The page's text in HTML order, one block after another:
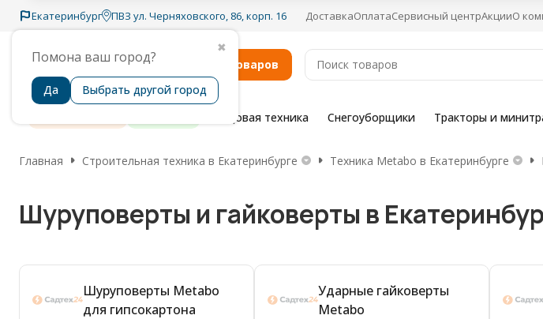
Екатеринбург
✖
Помона ваш город?
Да Выбрать другой город
ПВЗ ул. Черняховского, 86, корп. 16 ДоставкаОплатаСервисный центрАкцииО
Каталог товаров
Садовая техника Снегоуборщики Тракторы и
Главная Строительная техника в Екатеринбурге Техника Metabo в Екатеринбурге
Шуруповерты и гайковерты в
Шуруповерты Metabo
для гипсокартона
Ударные гайковерты
Metabo